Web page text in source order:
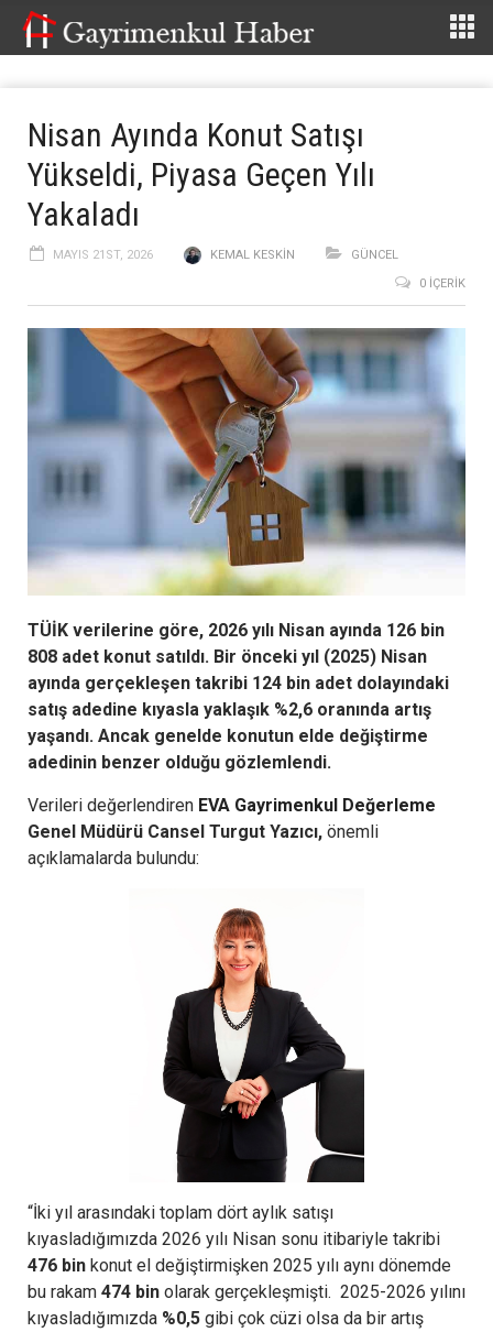
Nisan Ayında Konut Satışı
Yükseldi, Piyasa Geçen Yılı
Yakaladı
MAYIS 21ST, 2026 KEMAL KESKIN
GÜNCEL
0 İÇERIK
TÜİK verilerine göre, 2026 yılı Nisan ayında 126 bin
808 adet konut satıldı. Bir önceki yıl (2025) Nisan
ayında gerçekleşen takribi 124 bin adet dolayındaki
satış adedine kıyasla yaklaşık %2,6 oranında artış
yaşandı. Ancak genelde konutun elde değiştirme
adedinin benzer olduğu gözlemlendi.
Verileri değerlendiren EVA Gayrimenkul Değerleme
Genel Müdürü Cansel Turgut Yazıcı, önemli
açıklamalarda bulundu:
“İki yıl arasındaki toplam dört aylık satışı
kıyasladığımızda 2026 yılı Nisan sonu itibariyle takribi
476 bin konut el değiştirmişken 2025 yılı aynı dönemde
bu rakam 474 bin olarak gerçekleşmişti. 2025-2026 yılını
kıyasladığımızda %0,5 gibi çok cüzi olsa da bir artış